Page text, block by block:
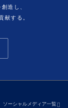
造し、
献する。
ソーシャルメディア一覧